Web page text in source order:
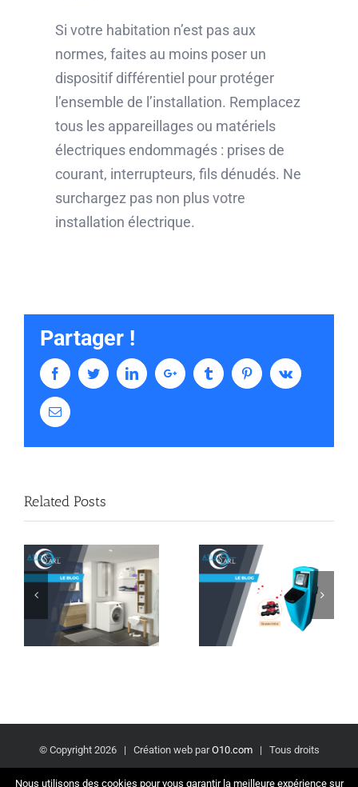
Si votre habitation n’est pas aux
normes, faites au moins poser un
dispositif différentiel pour protéger
l’ensemble de l’installation. Remplacez
tous les appareillages ou matériels
électriques endommagés : prises de
courant, interrupteurs, fils dénudés. Ne
surchargez pas non plus votre
installation électrique.
Partager !
FacebookTwitterLinkedInGoogle+ Tumblr PinterestVk
Email
Related Posts
Nouveau
Chauffe
eau LINEO
gain de
STOP AU
CALCAIRE
© Copyright 2026 | Création web parO10.com| Tous droits
Nous utilisons des cookies pour vous garantir la meilleure expérience sur